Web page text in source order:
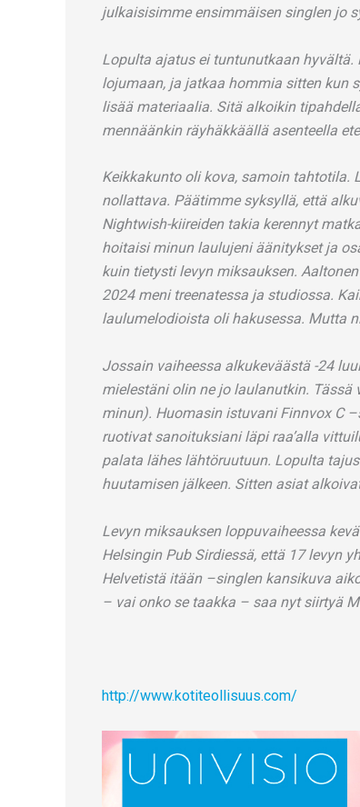
julkaisisimme ensimmäisen singlen jo
Lopulta ajatus ei tuntunutkaan
lojumaan, ja jatkaa hommia sitten kun
lisää materiaalia. Sitä alkoikin
mennäänkin räyhäkkäällä asenteella
Keikkakunto oli kova, samoin tahtotila.
nollattava. Päätimme syksyllä, että
Nightwish-kiireiden takia kerennyt
hoitaisi minun laulujeni äänitykset ja
kuin tietysti levyn miksauksen.
2024 meni treenatessa ja studiossa.
laulumelodioista oli hakusessa. Mutta
Jossain vaiheessa alkukeväästä -24
mielestäni olin ne jo laulanutkin. Tässä
minun). Huomasin istuvani Finnvox C
ruotivat sanoituksiani läpi raa’alla
palata lähes lähtöruutuun. Lopulta
huutamisen jälkeen. Sitten asiat
Levyn miksauksen loppuvaiheessa
Helsingin Pub Sirdiessä, että 17 levyn
Helvetistä itään –singlen kansikuva
– vai onko se taakka – saa nyt siirtyä
http://www.kotiteollisuus.com/